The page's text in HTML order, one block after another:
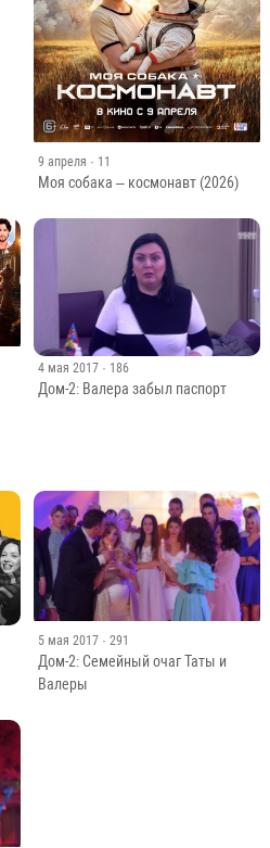
9 апреля · 11
Моя собака – космонавт (2026)
4 мая 2017 · 186
Дом-2: Валера забыл паспорт
5 мая 2017 · 291
Дом-2: Семейный очаг Таты и
Валеры